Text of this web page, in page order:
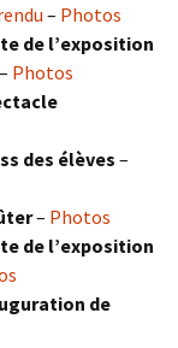
– Photos
de l’exposition
– Photos
des élèves–
– Photos
de l’exposition
de